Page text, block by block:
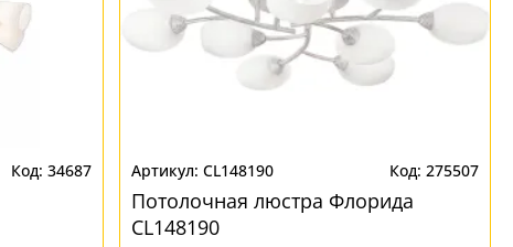
34687 CL148190 275507
Потолочная люстра Флорида
CL148190